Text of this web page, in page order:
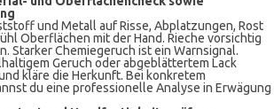
und Metall auf Risse, Abplatzungen, Rost
Oberflächen mit der Hand. Rieche vorsichtig
Starker Chemiegeruch ist ein Warnsignal.
Geruch oder abgeblättertem Lack
kläre die Herkunft. Bei konkretem
du eine professionelle Analyse in Erwägung